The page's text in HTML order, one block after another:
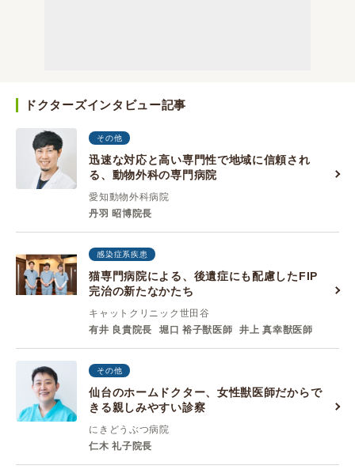
ドクターズインタビュー記事
その他
迅速な対応と高い専門性で地域に信頼され
る、動物外科の専門病院
愛知動物外科病院
丹羽 昭博院長
感染症系疾患
猫専門病院による、後遺症にも配慮したFIP
完治の新たなかたち
キャットクリニック世田谷
有井 良貴院長
堀口 裕子獣医師 井上 真幸獣医師
その他
仙台のホームドクター、女性獣医師だからで
きる親しみやすい診察
にきどうぶつ病院
仁木 礼子院長